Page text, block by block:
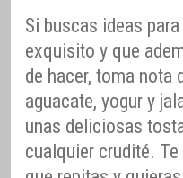
Si buscas ideas
exquisito y que
de hacer, toma nota
aguacate, yogur y
unas deliciosas
cualquier crudité.